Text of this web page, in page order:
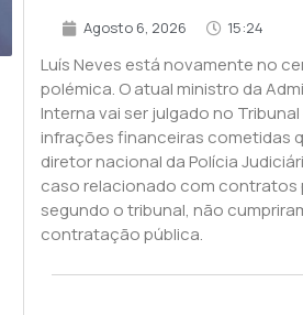
Agosto 6, 2026 15:24
Luís Neves está novamente no
polémica. O atual ministro da
Interna vai ser julgado no
infrações financeiras cometidas
diretor nacional da Polícia
caso relacionado com contratos
segundo o tribunal, não
contratação pública.